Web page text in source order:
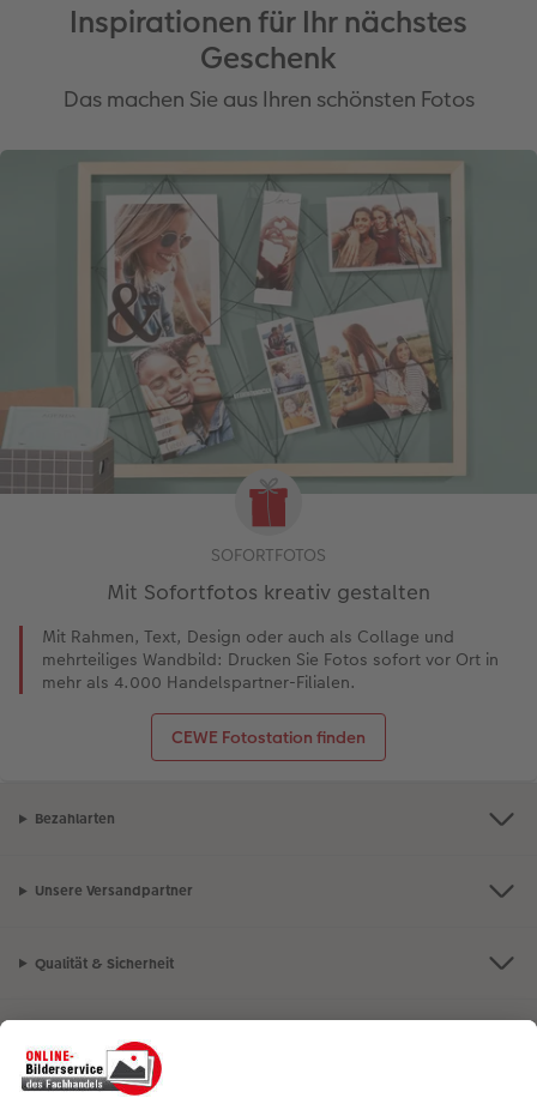
Inspirationen für Ihr nächstes
Geschenk
Das machen Sie aus Ihren schönsten Fotos
SOFORTFOTOS
Mit Sofortfotos kreativ gestalten
Mit Rahmen, Text, Design oder auch als Collage und
mehrteiliges Wandbild: Drucken Sie Fotos sofort vor Ort in
mehr als 4.000 Handelspartner-Filialen.
CEWE Fotostation finden
Bezahlarten
Unsere Versandpartner
Qualität & Sicherheit